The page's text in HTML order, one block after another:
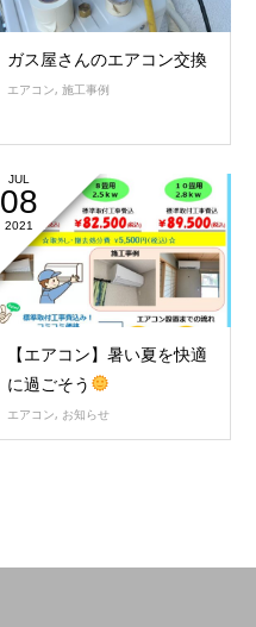
ガス屋さんのエアコン交換
エアコン, 施工事例
JUL
08
2021
【エアコン】暑い夏を快適
に過ごそう
エアコン, お知らせ